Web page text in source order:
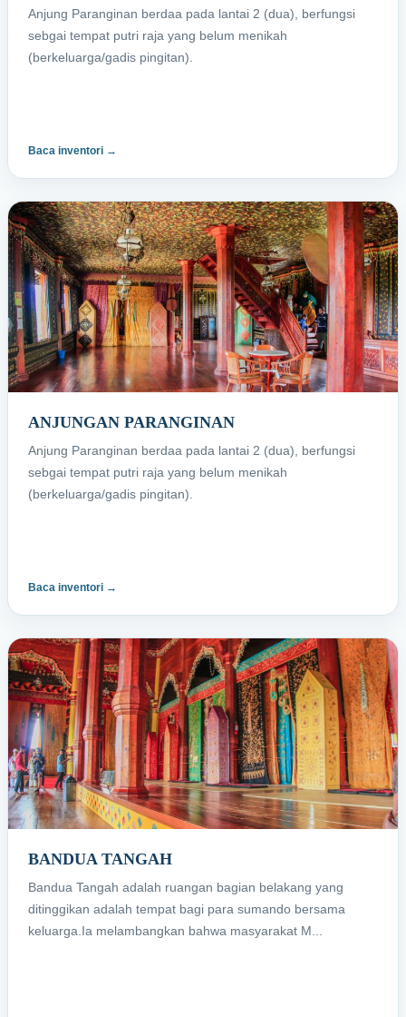
Anjung Paranginan berdaa pada lantai 2 (dua), berfungsi
sebgai tempat putri raja yang belum menikah
(berkeluarga/gadis pingitan).
Baca inventori →
ANJUNGAN PARANGINAN
Anjung Paranginan berdaa pada lantai 2 (dua), berfungsi
sebgai tempat putri raja yang belum menikah
(berkeluarga/gadis pingitan).
Baca inventori →
BANDUA TANGAH
Bandua Tangah adalah ruangan bagian belakang yang
ditinggikan adalah tempat bagi para sumando bersama
keluarga.Ia melambangkan bahwa masyarakat M...